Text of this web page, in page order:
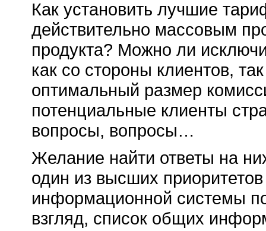
Как установить лучшие
действительно массовым
продукта? Можно ли
как со стороны клиентов,
оптимальный размер
потенциальные клиенты
вопросы, вопросы…
Желание найти ответы на
один из высших
информационной системы
взгляд, список общих